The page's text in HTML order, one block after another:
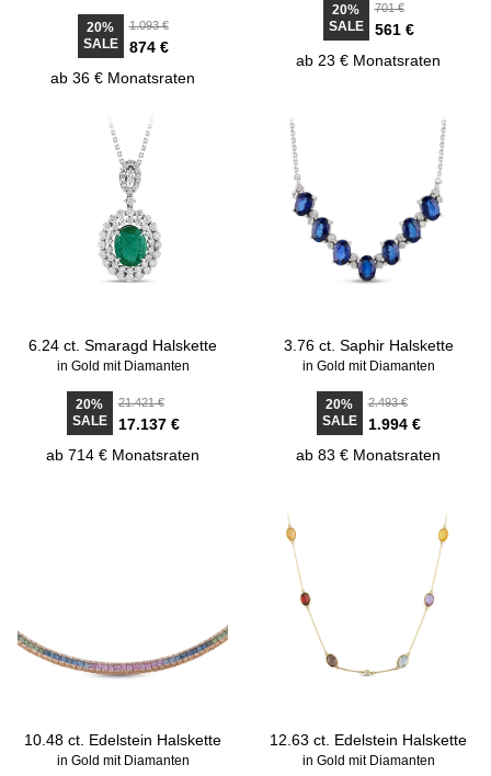
20%
SALE
1.093 €
874 €
ab 36 € Monatsraten
20%
SALE
701 €
561 €
ab 23 € Monatsraten
6.24 ct. Smaragd Halskette
in Gold mit Diamanten
20%
SALE
21.421 €
17.137 €
ab 714 € Monatsraten
3.76 ct. Saphir Halskette
in Gold mit Diamanten
20%
SALE
2.493 €
1.994 €
ab 83 € Monatsraten
10.48 ct. Edelstein Halskette
in Gold mit Diamanten
12.63 ct. Edelstein Halskette
in Gold mit Diamanten